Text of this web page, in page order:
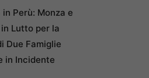
Perù: Monza e
Lutto per la
Due Famiglie
in Incidente